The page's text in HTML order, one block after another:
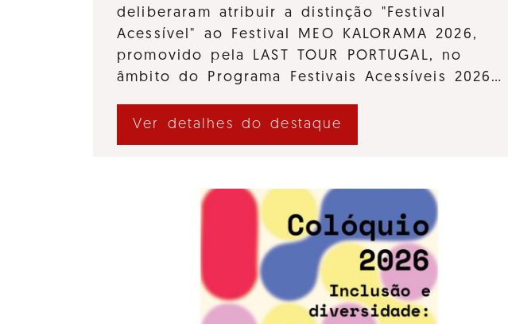
deliberaram atribuir a distinção "Festival
Acessível" ao Festival MEO KALORAMA 2026,
promovido pela LAST TOUR PORTUGAL, no
âmbito do Programa Festivais Acessíveis 2026…
Ver detalhes do destaque